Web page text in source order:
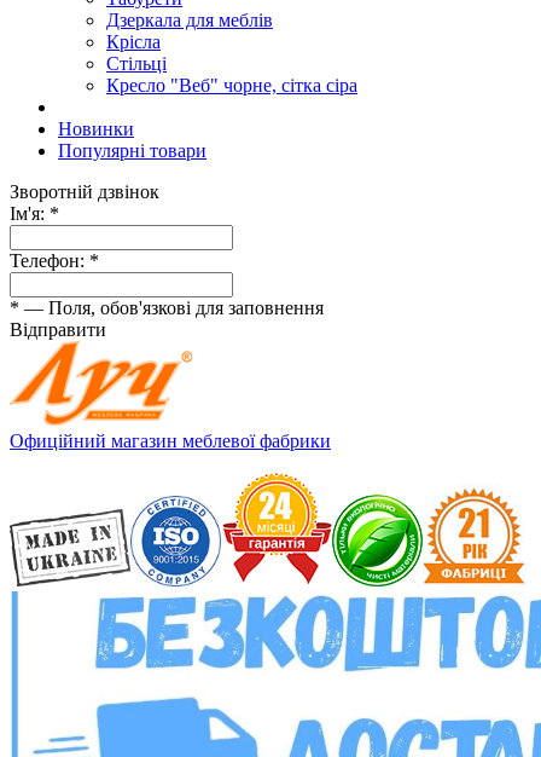
Дзеркала для меблів
Крісла
Стільці
Кресло "Веб" чорне, сітка сіра
Новинки
Популярні товари
Зворотній дзвінок
Ім'я: *
Телефон: *
* — Поля, обов'язкові для заповнення
Відправити
Офиційний магазин меблевої фабрики